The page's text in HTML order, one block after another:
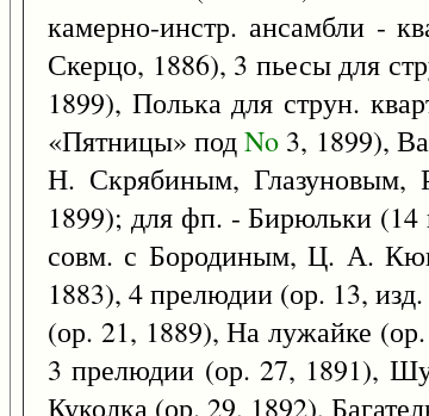
камерно-инстр. ансамбли -
Скерцо, 1886), 3 пьесы для
1899), Полька для струн.
«Пятницы» подNo 3, 1899),
Н. Скрябиным, Глазуновым,
1899); для фп. - Бирюльки (14
совм. с Бородиным, Ц. А.
1883), 4 прелюдии (ор. 13,
(ор. 21, 1889), На лужайке
3 прелюдии (ор. 27, 1891),
Куколка (ор. 29, 1892),